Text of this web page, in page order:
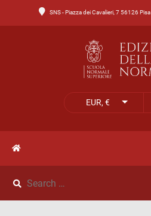
SNS - Piazza dei Cavalieri, 7 56126 Pisa
EUR, €
MenuCatalogo
Catalogo
NOVITÀ
NEWS
IL